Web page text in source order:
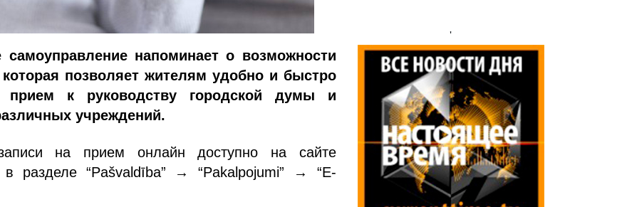
самоуправление напоминает о возможности
позволяет жителям удобно и быстро
прием к руководству городской думы и
учреждений.
на прием онлайн доступно на сайте
в разделе “Pašvaldība” → “Pakalpojumi” → “E-
'